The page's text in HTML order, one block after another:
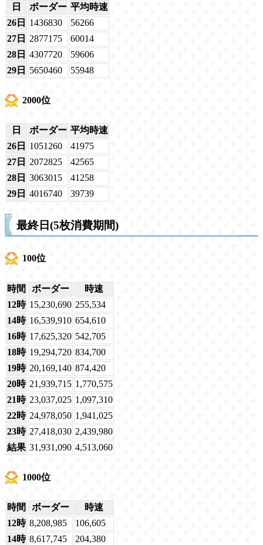
日 ボーダー 平均時速
26日
1436830
56266
27日
2877175
60014
28日 4307720
59606
29日
5650460 55948
2000位
日 ボーダー 平均時速
26日
1051260
41975
27日
2072825
42565
28日 3063015
41258
29日 4016740 39739
最終日(5枚消費期間)
100位
時間 ボーダー
時速
12時 15,230,690 255,534
14時 16,539,910 654,610
16時 17,625,320 542,705
18時 19,294,720 834,700
19時 20,169,140 874,420
20時 21,939,715 1,770,575
21時 23,037,025 1,097,310
22時 24,978,050 1,941,025
23時 27,418,030 2,439,980
結果 31,931,090 4,513,060
1000位
時間 ボーダー
時速
12時 8,208,985
106,605
14時 8,617,745
204,380